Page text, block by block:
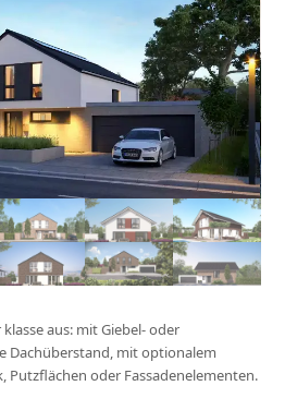
aus: mit Giebel- oder
Dachüberstand, mit optionalem
Putzflächen oder Fassadenelementen.